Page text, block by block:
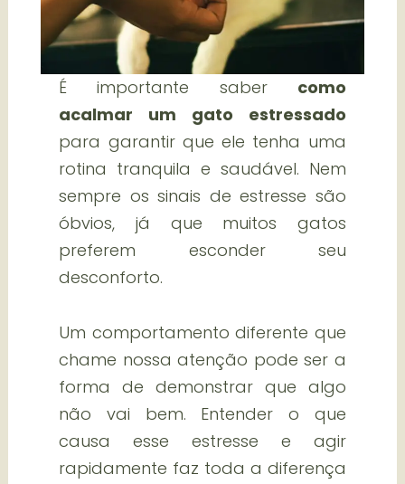
É importante saber como
acalmar um gato estressado
para garantir que ele tenha uma
rotina tranquila e saudável. Nem
sempre os sinais de estresse são
óbvios, já que muitos gatos
preferem esconder seu
desconforto.
Um comportamento diferente que
chame nossa atenção pode ser a
forma de demonstrar que algo
não vai bem. Entender o que
causa esse estresse e agir
rapidamente faz toda a diferença